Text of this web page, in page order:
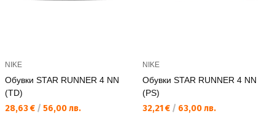
NIKE
Обувки STAR RUNNER 4 NN
(TD)
Текуща цена:
28,63 € / 56,00 лв.
NIKE
Обувки STAR RUNNER 4 NN
(PS)
Текуща цена:
32,21 € / 63,00 лв.